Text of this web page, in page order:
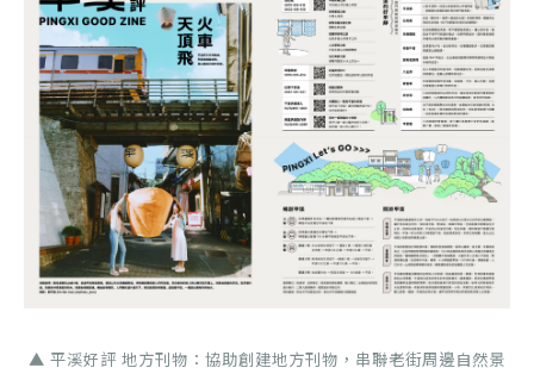
▲ 平溪好評 地方刊物：協助創建地方刊物，串聯老街周邊自然景